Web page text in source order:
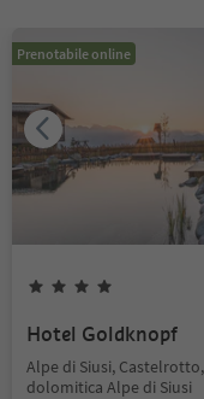
Prenotabile online
Hotel Goldknopf
Alpe di Siusi,
dolomitica Alpe di Siusi